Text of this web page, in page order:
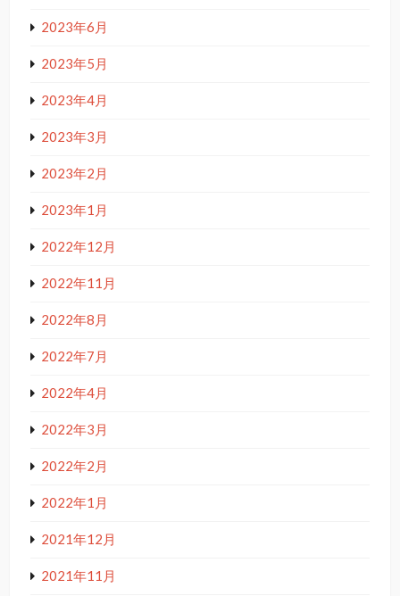
2023年6月
2023年5月
2023年4月
2023年3月
2023年2月
2023年1月
2022年12月
2022年11月
2022年8月
2022年7月
2022年4月
2022年3月
2022年2月
2022年1月
2021年12月
2021年11月